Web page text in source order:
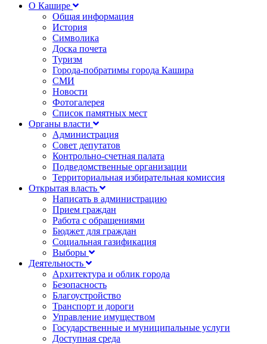
О Кашире
Общая информация
История
Символика
Доска почета
Туризм
Города-побратимы города Кашира
СМИ
Новости
Фотогалерея
Список памятных мест
Органы власти
Администрация
Совет депутатов
Контрольно-счетная палата
Подведомственные организации
Территориальная избирательная комиссия
Открытая власть
Написать в администрацию
Прием граждан
Работа с обращениями
Бюджет для граждан
Социальная газификация
Выборы
Деятельность
Архитектура и облик города
Безопасность
Благоустройство
Транспорт и дороги
Управление имуществом
Государственные и муниципальные услуги
Доступная среда